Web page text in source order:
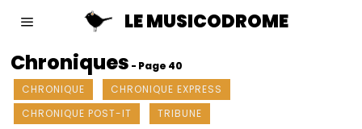
LE MUSICODROME
Chroniques - Page 40
CHRONIQUE
CHRONIQUE EXPRESS
CHRONIQUE POST-IT
TRIBUNE